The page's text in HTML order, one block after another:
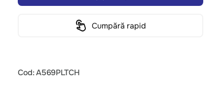
Cumpără rapid
Cod: A569PLTCH